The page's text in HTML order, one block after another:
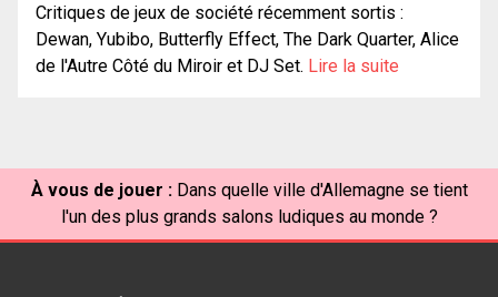
Critiques de jeux de société récemment sortis :
Dewan, Yubibo, Butterfly Effect, The Dark Quarter, Alice
de l'Autre Côté du Miroir et DJ Set. Lire la suite
À vous de jouer : Dans quelle ville d'Allemagne se tient
l'un des plus grands salons ludiques au monde ?